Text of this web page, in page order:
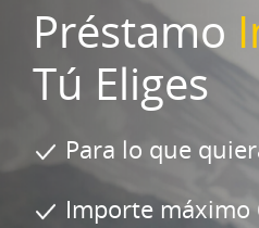
Préstamo
Tú Eliges
Para lo que
Importe máximo